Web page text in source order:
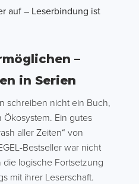
auf – Leserbindung ist
–
in Serien
schreiben nicht ein Buch,
Ein gutes
aller Zeiten“ von
Bestseller war nicht
logische Fortsetzung
mit ihrer Leserschaft.